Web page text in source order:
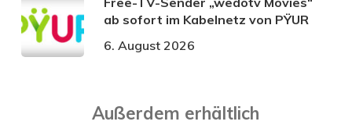
ab sofort im Kabelnetz von PŸUR
6. August 2026
Außerdem erhältlich